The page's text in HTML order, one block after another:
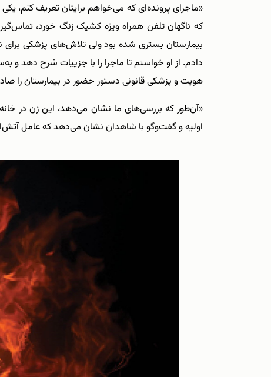
«ماجرای پرونده‌ای که می‌خواهم برایتان تعریف کنم‌،
که ناگهان تلفن همراه ویژه کشیک زنگ خورد،
بیمارستان بستری شده بود ولی تلاش‌های پزشکی برای
دادم. از او خواستم تا ماجرا را با جزییات شرح دهد و
هویت و پزشکی قانونی دستور حضور در بیمارستان را
«آن‌طور که بررسی‌های ما نشان می‌دهد، ‌این زن در
اولیه و گفت‌وگو با شاهدان نشان می‌دهد که عامل